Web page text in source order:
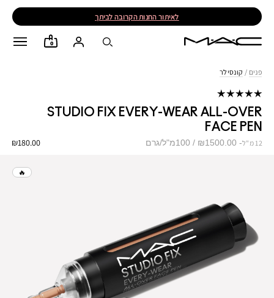
לאיתור החנות הקרובה לביתך
0
פנים / קונסילר
STUDIO FIX EVERY-WEAR ALL-OVER
FACE PEN
₪180.00 12 מ"ל ₪1500.00 / 100מ"ל/גרם
🔥